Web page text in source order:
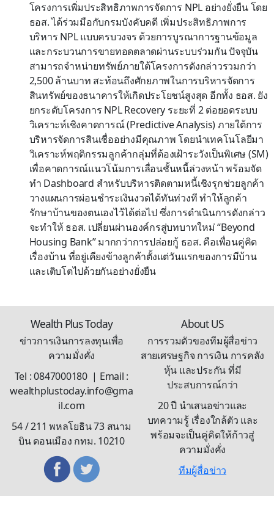
โครงการเพิ่มประสิทธิภาพการจัดการ NPL อย่างยั่งยืน โดย
ธอส. ได้ร่วมมือกับกรมบังคับคดี เพิ่มประสิทธิภาพการ
บริหาร NPL แบบครบวงจร ด้วยการบูรณาการฐานข้อมูล
และกระบวนการขายทอดตลาดผ่านระบบร่วมกัน ปัจจุบัน
สามารถจำหน่ายทรัพย์ภายใต้โครงการดังกล่าวรวมกว่า
2,500 ล้านบาท สะท้อนถึงศักยภาพในการบริหารจัดการ
สินทรัพย์ของธนาคารให้เกิดประโยชน์สูงสุด อีกทั้ง ธอส. ยัง
ยกระดับโครงการ NPL Recovery ระยะที่ 2 ต่อยอดระบบ
วิเคราะห์เชิงคาดการณ์ (Predictive Analysis) ภายใต้การ
บริหารจัดการสินเชื่ออย่างมีคุณภาพ โดยนำเทคโนโลยีมา
วิเคราะห์พฤติกรรมลูกค้ากลุ่มที่ต้องเฝ้าระวังเป็นพิเศษ (SM)
เพื่อคาดการณ์แนวโน้มการเลื่อนชั้นหนี้ล่วงหน้า พร้อมจัด
ทำ Dashboard สำหรับบริหารติดตามหนี้เชิงรุกช่วยลูกค้า
วางแผนการผ่อนชำระเงินงวดได้ทันท่วงที ทำให้ลูกค้า
รักษาบ้านของตนเองไว้ได้ต่อไป ซึ่งการดำเนินการดังกล่าว
จะทำให้ ธอส. เปลี่ยนผ่านองค์กรสู่บทบาทใหม่ “Beyond
Housing Bank” มากกว่าการปล่อยกู้ ธอส. คือเพื่อนคู่คิด
เรื่องบ้าน ที่อยู่เคียงข้างลูกค้าตั้งแต่วันแรกของการมีบ้าน
และเติบโตไปด้วยกันอย่างยั่งยืน
Wealth Plus Today
ข่าวการเงินการลงทุนเพื่อ
ความมั่งคั่ง
Tel : 0847000180 | Email :
wealthplustoday.info@gma
il.com
54 / 211 พหลโยธิน 73 สนาม
บิน ดอนเมือง กทม. 10210
About US
การรวมตัวของทีมผู้สื่อข่าว
สายเศรษฐกิจ การเงิน การคลัง
หุ้น และประกัน ที่มี
ประสบการณ์กว่า
20 ปี นำเสนอข่าวและ
บทความรู้ เรื่องใกล้ตัว และ
พร้อมจะเป็นคู่คิดให้ก้าวสู่
ความมั่งคั่ง
ทีมผู้สื่อข่าว